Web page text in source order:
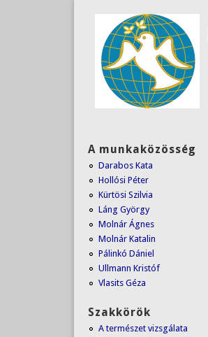
A munkaközösség
Darabos Kata
Hollósi Péter
Kürtösi Szilvia
Láng György
Molnár Ágnes
Molnár Katalin
Pálinkó Dániel
Ullmann Kristóf
Vlasits Géza
Szakkörök
A természet vizsgálata